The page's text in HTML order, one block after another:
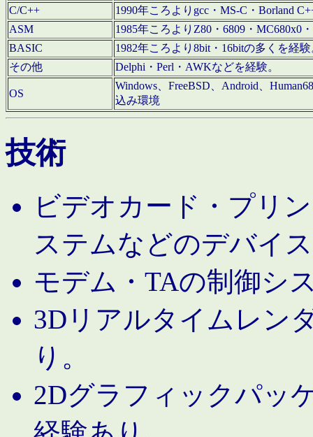
C/C++
1990年ころよりgcc・MS-C・Borland
ASM
1985年ころよりZ80・6809・MC680x0
BASIC
1982年ころより8bit・16bitの多くを経
その他
Delphi・Perl・AWKなどを経験。
OS
Windows、FreeBSD、Android、
込み環境
技術
ビデオカード・プリ
ステムなどのデバイ
モデム・TAの制御シ
3Dリアルタイムレン
り。
2Dグラフィックパッ